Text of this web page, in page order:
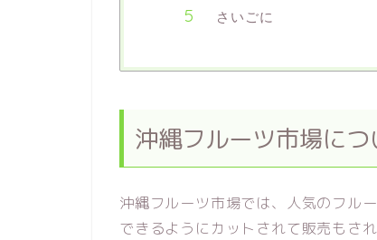
さいごに
沖縄フルーツ市場につ
沖縄フルーツ市場では、人気のフル
できるようにカットされて販売もされ